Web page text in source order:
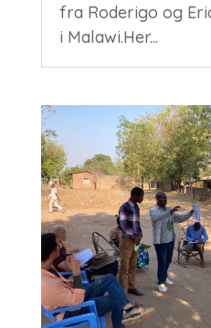
fra Roderigo og
i Malawi.Her...